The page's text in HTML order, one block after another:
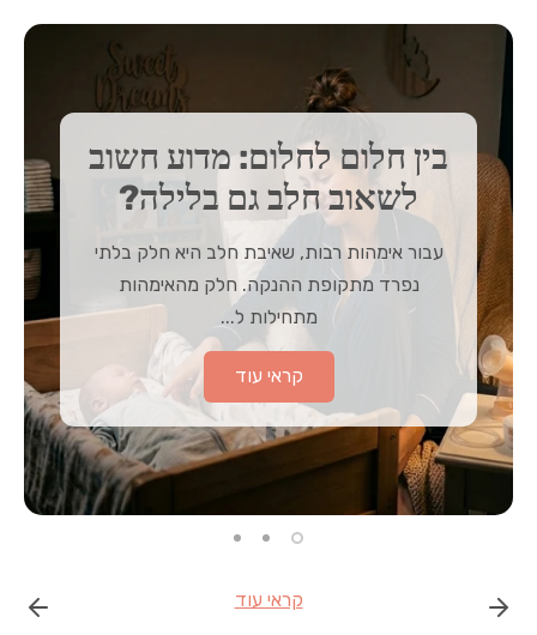
בין חלום לחלום: מדוע חשוב
לשאוב חלב גם בלילה?
עבור אימהות רבות, שאיבת חלב היא חלק בלתי
נפרד מתקופת ההנקה. חלק מהאימהות
מתחילות ל...
קראי עוד
קראי עוד